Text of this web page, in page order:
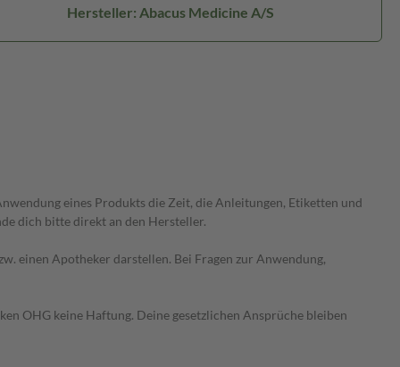
Hersteller: Abacus Medicine A/S
eines Produkts die Zeit, die Anleitungen, Etiketten und
dich bitte direkt an den Hersteller.
einen Apotheker darstellen. Bei Fragen zur Anwendung,
OHG keine Haftung. Deine gesetzlichen Ansprüche bleiben